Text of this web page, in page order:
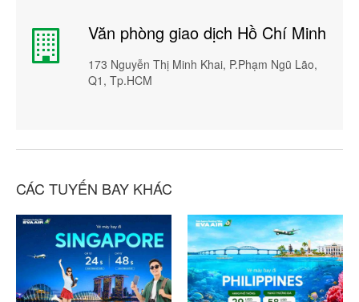
Văn phòng giao dịch Hồ Chí Minh
173 Nguyễn Thị Minh Khai, P.Phạm Ngũ Lão,
Q1, Tp.HCM
CÁC TUYẾN BAY KHÁC